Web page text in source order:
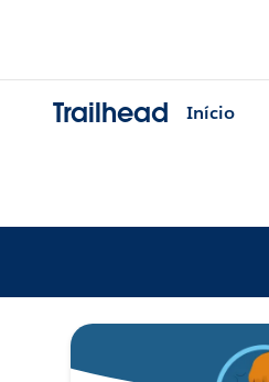
Trailhead Início